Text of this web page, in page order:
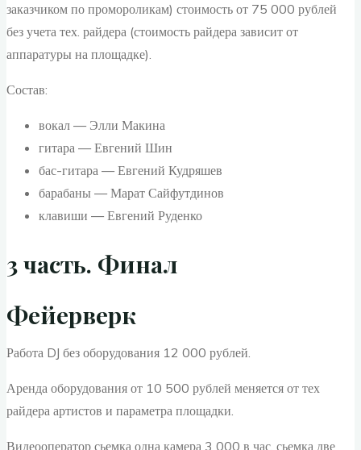
заказчиком по промороликам) стоимость от 75 000 рублей
без учета тех. райдера (стоимость райдера зависит от
аппаратуры на площадке).
Состав:
вокал — Элли Макина
гитара — Евгений Шин
бас-гитара — Евгений Кудряшев
барабаны — Марат Сайфутдинов
клавиши — Евгений Руденко
3 часть. Финал
Фейерверк
Работа DJ без оборудования 12 000 рублей.
Аренда оборудования от 10 500 рублей меняется от тех
райдера артистов и параметра площадки.
Видеооператор сьемка одна камера 3 000 в час, сьемка две